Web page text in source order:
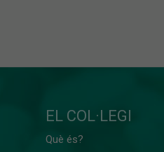
EL COL·LEGI
Què és?